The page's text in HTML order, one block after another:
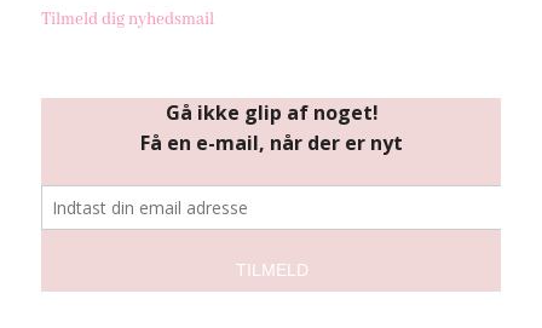
Tilmeld dig nyhedsmail